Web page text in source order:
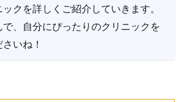
クを詳しくご紹介していきます。
、自分にぴったりのクリニックを
いね！